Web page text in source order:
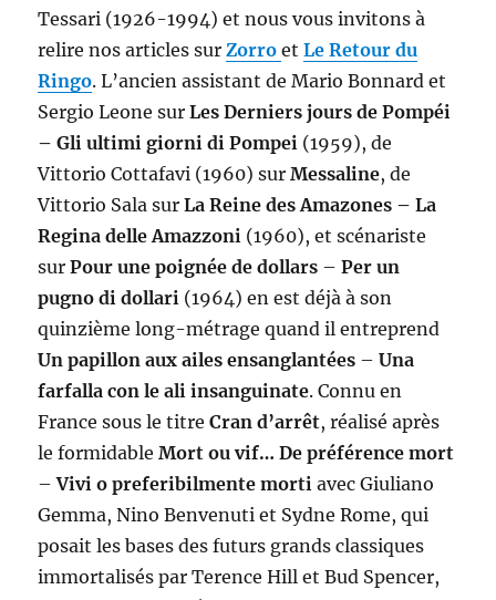
Tessari (1926-1994) et nous vous invitons à
relire nos articles surZorro etLe Retour du
Ringo. L’ancien assistant de Mario Bonnard et
Sergio Leone surLes Derniers jours de Pompéi
– Gli ultimi giorni di Pompei (1959), de
Vittorio Cottafavi (1960) surMessaline, de
Vittorio Sala surLa Reine des Amazones – La
Regina delle Amazzoni (1960), et scénariste
surPour une poignée de dollars – Per un
pugno di dollari (1964) en est déjà à son
quinzième long-métrage quand il entreprend
Un papillon aux ailes ensanglantées –Una
farfalla con le ali insanguinate. Connu en
France sous le titreCran d’arrêt, réalisé après
le formidableMort ou vif… De préférence mort
–Vivi o preferibilmente morti avec Giuliano
Gemma, Nino Benvenuti et Sydne Rome, qui
posait les bases des futurs grands classiques
immortalisés par Terence Hill et Bud Spencer,